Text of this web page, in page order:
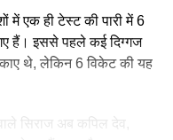
में एक ही टेस्ट की पारी में 6
हैं। इससे पहले कई दिग्गज
थे, लेकिन 6 विकेट की यह
सिराज अब कपिल देव,